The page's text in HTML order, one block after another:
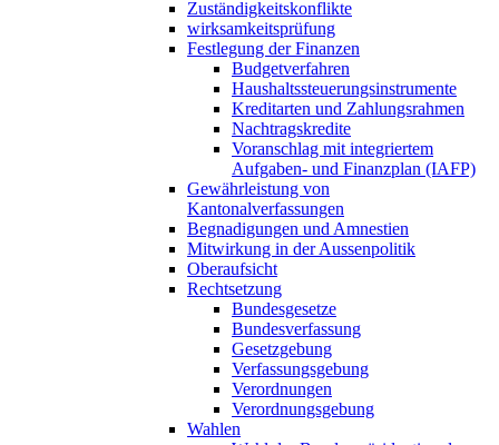
Zuständigkeitskonflikte
wirksamkeitsprüfung
Festlegung der Finanzen
Budgetverfahren
Haushaltssteuerungsinstrumente
Kreditarten und Zahlungsrahmen
Nachtragskredite
Voranschlag mit integriertem
Aufgaben- und Finanzplan (IAFP)
Gewährleistung von
Kantonalverfassungen
Begnadigungen und Amnestien
Mitwirkung in der Aussenpolitik
Oberaufsicht
Rechtsetzung
Bundesgesetze
Bundesverfassung
Gesetzgebung
Verfassungsgebung
Verordnungen
Verordnungsgebung
Wahlen